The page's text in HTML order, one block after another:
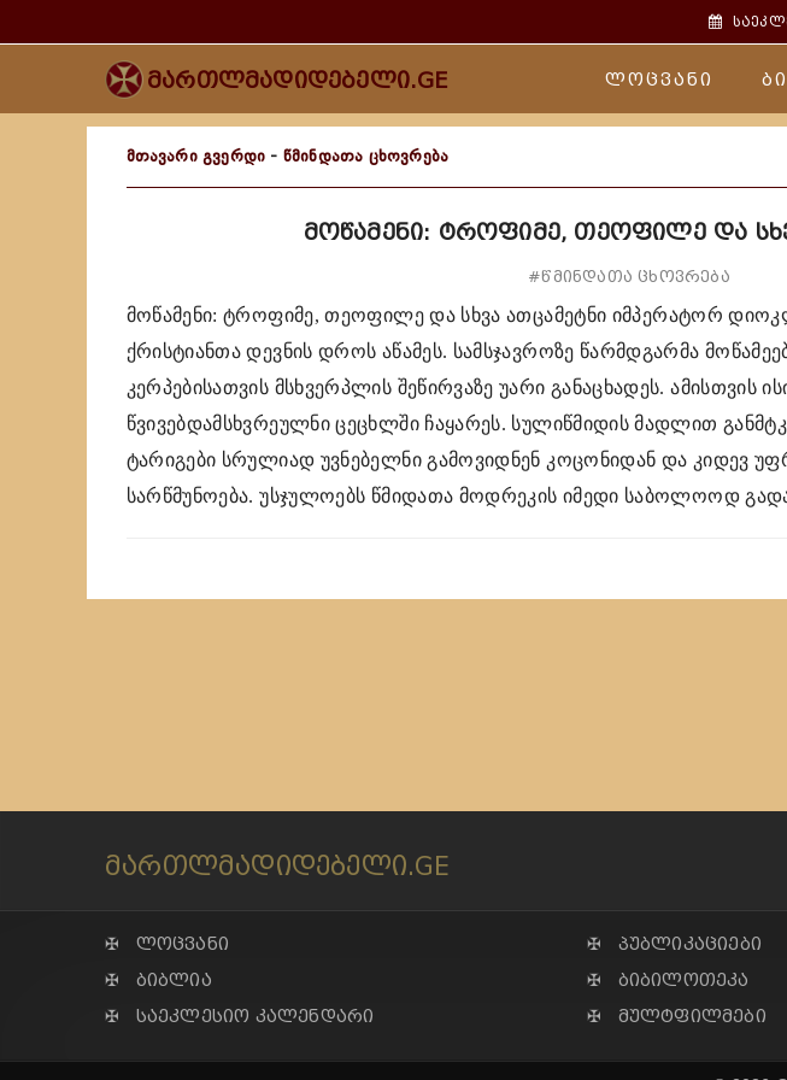
მართლმადიდებელი.GE ლოცვანი
მთავარი გვერდი - წმინდათა ცხოვრება
მოწამენი: ტროფიმე, თეოფილე და
#წმინდათა ცხოვრება
მოწამენი: ტროფიმე, თეოფილე და სხვა ათცამეტნი იმპერატორ
ქრისტიანთა დევნის დროს აწამეს. სამსჯავროზე წარმდგარმა
კერპებისათვის მსხვერპლის შეწირვაზე უარი განაცხადეს. ამისთვის
წვივებდამსხვრეულნი ცეცხლში ჩაყარეს. სულიწმიდის მადლით
ტარიგები სრულიად უვნებელნი გამოვიდნენ კოცონიდან და კიდევ
სარწმუნოება. უსჯულოებს წმიდათა მოდრეკის იმედი საბოლოოდ
მართლმადიდებელი.GE
✠ ლოცვანი
✠ ბიბლია
✠ საეკლესიო კალენდარი
✠ პუბლიკაციები
✠ ბიბილოთეკა
✠ მულტფილმები